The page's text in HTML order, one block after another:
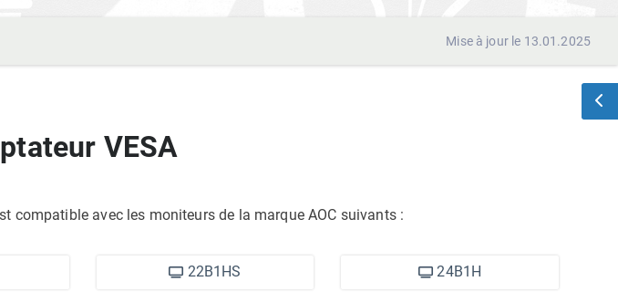
Mise à jour le 13.01.2025
VESA
compatible avec les moniteurs de la marque AOC suivants :
22B1HS 24B1H